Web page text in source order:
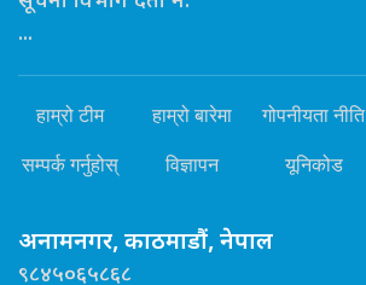
...
हाम्रो टीम हाम्रो बारेमा गोपनीयता नीति
सम्पर्क गर्नुहोस् विज्ञापन यूनिकोड
अनामनगर, काठमाडौं, नेपाल
९८४५०६५८६८